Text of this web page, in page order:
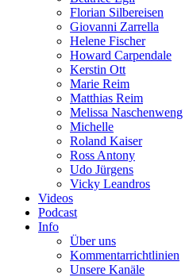
Florian Silbereisen
Giovanni Zarrella
Helene Fischer
Howard Carpendale
Kerstin Ott
Marie Reim
Matthias Reim
Melissa Naschenweng
Michelle
Roland Kaiser
Ross Antony
Udo Jürgens
Vicky Leandros
Videos
Podcast
Info
Über uns
Kommentarrichtlinien
Unsere Kanäle